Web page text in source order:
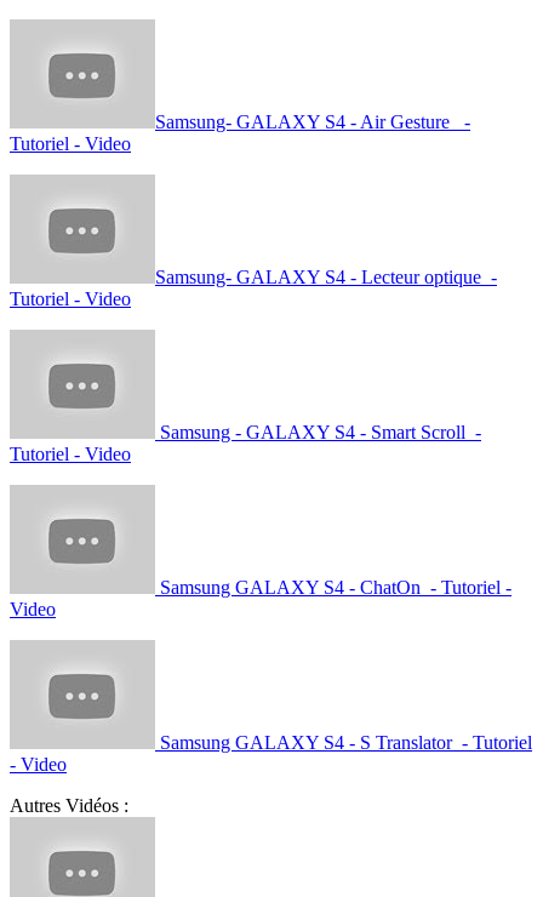
Samsung- GALAXY S4 - Air Gesture -
Tutoriel - Video
Samsung- GALAXY S4 - Lecteur optique -
Tutoriel - Video
Samsung - GALAXY S4 - Smart Scroll -
Tutoriel - Video
Samsung GALAXY S4 - ChatOn - Tutoriel -
Video
Samsung GALAXY S4 - S Translator - Tutoriel
- Video
Autres Vidéos :